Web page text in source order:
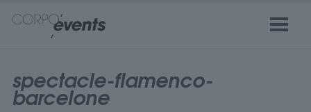
spectacle-flamenco-
barcelone